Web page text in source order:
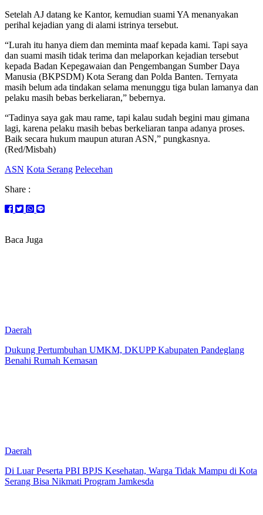
Setelah AJ datang ke Kantor, kemudian suami YA menanyakan
perihal kejadian yang di alami istrinya tersebut.
“Lurah itu hanya diem dan meminta maaf kepada kami. Tapi saya
dan suami masih tidak terima dan melaporkan kejadian tersebut
kepada Badan Kepegawaian dan Pengembangan Sumber Daya
Manusia (BKPSDM) Kota Serang dan Polda Banten. Ternyata
masih belum ada tindakan selama menunggu tiga bulan lamanya dan
pelaku masih bebas berkeliaran,” bebernya.
“Tadinya saya gak mau rame, tapi kalau sudah begini mau gimana
lagi, karena pelaku masih bebas berkeliaran tanpa adanya proses.
Baik secara hukum maupun aturan ASN,” pungkasnya.
(Red/Misbah)
ASN Kota Serang Pelecehan
Share :
Baca Juga
Daerah
Dukung Pertumbuhan UMKM, DKUPP Kabupaten Pandeglang
Benahi Rumah Kemasan
Daerah
Di Luar Peserta PBI BPJS Kesehatan‎, Warga Tidak Mampu di Kota
Serang Bisa Nikmati Program Jamkesda